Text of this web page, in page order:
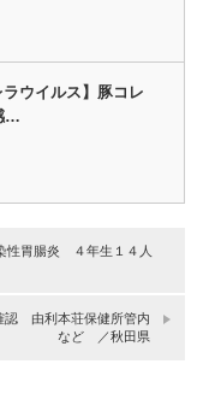
ウイルス】豚コレ
…
性胃腸炎 ４年生１４人
認 由利本荘保健所管内
など ／秋田県